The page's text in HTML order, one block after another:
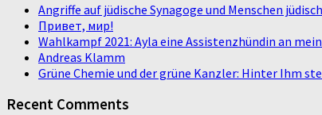
Angriffe auf jüdische Synagoge und Menschen
Привет, мир!
Wahlkampf 2021: Ayla eine Assistenzhündin an
Andreas Klamm
Grüne Chemie und der grüne Kanzler: Hinter Ihm
Recent Comments